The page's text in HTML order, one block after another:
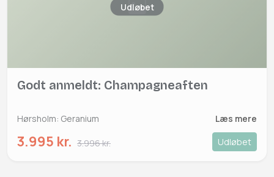
Udløbet
Godt anmeldt: Champagneaften
Hørsholm: Geranium Læs mere
3.995 kr. 3.996 kr. Udløbet